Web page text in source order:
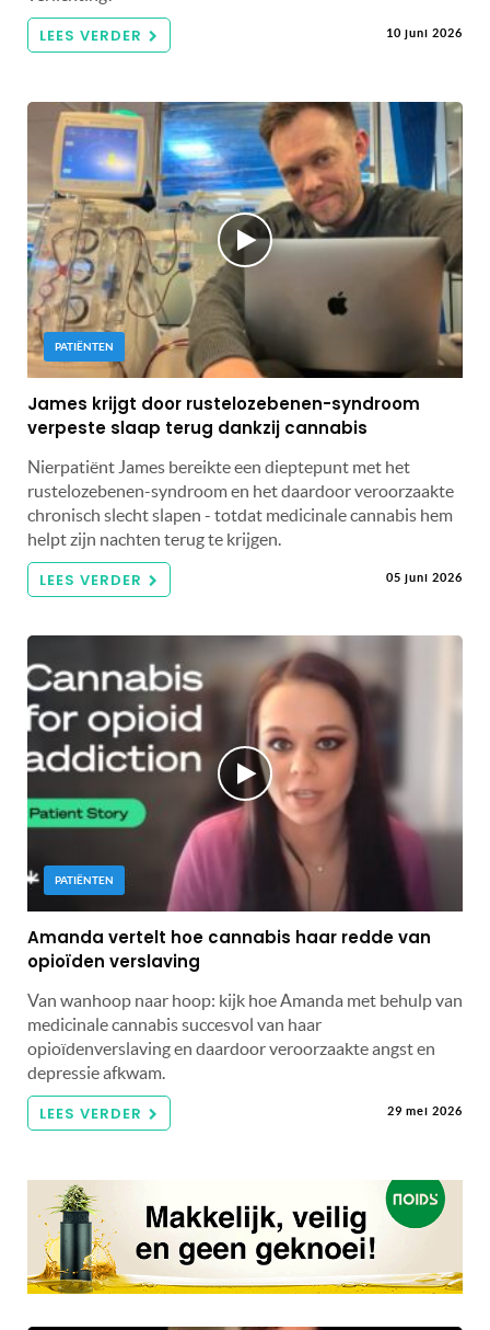
LEES VERDER 10 juni 2026
PATIËNTEN
James krijgt door rustelozebenen-syndroom
verpeste slaap terug dankzij cannabis
Nierpatiënt James bereikte een dieptepunt met het
rustelozebenen-syndroom en het daardoor veroorzaakte
chronisch slecht slapen - totdat medicinale cannabis hem
helpt zijn nachten terug te krijgen.
LEES VERDER 05 juni 2026
PATIËNTEN
Amanda vertelt hoe cannabis haar redde van
opioïden verslaving
Van wanhoop naar hoop: kijk hoe Amanda met behulp van
medicinale cannabis succesvol van haar
opioïdenverslaving en daardoor veroorzaakte angst en
depressie afkwam.
LEES VERDER 29 mei 2026